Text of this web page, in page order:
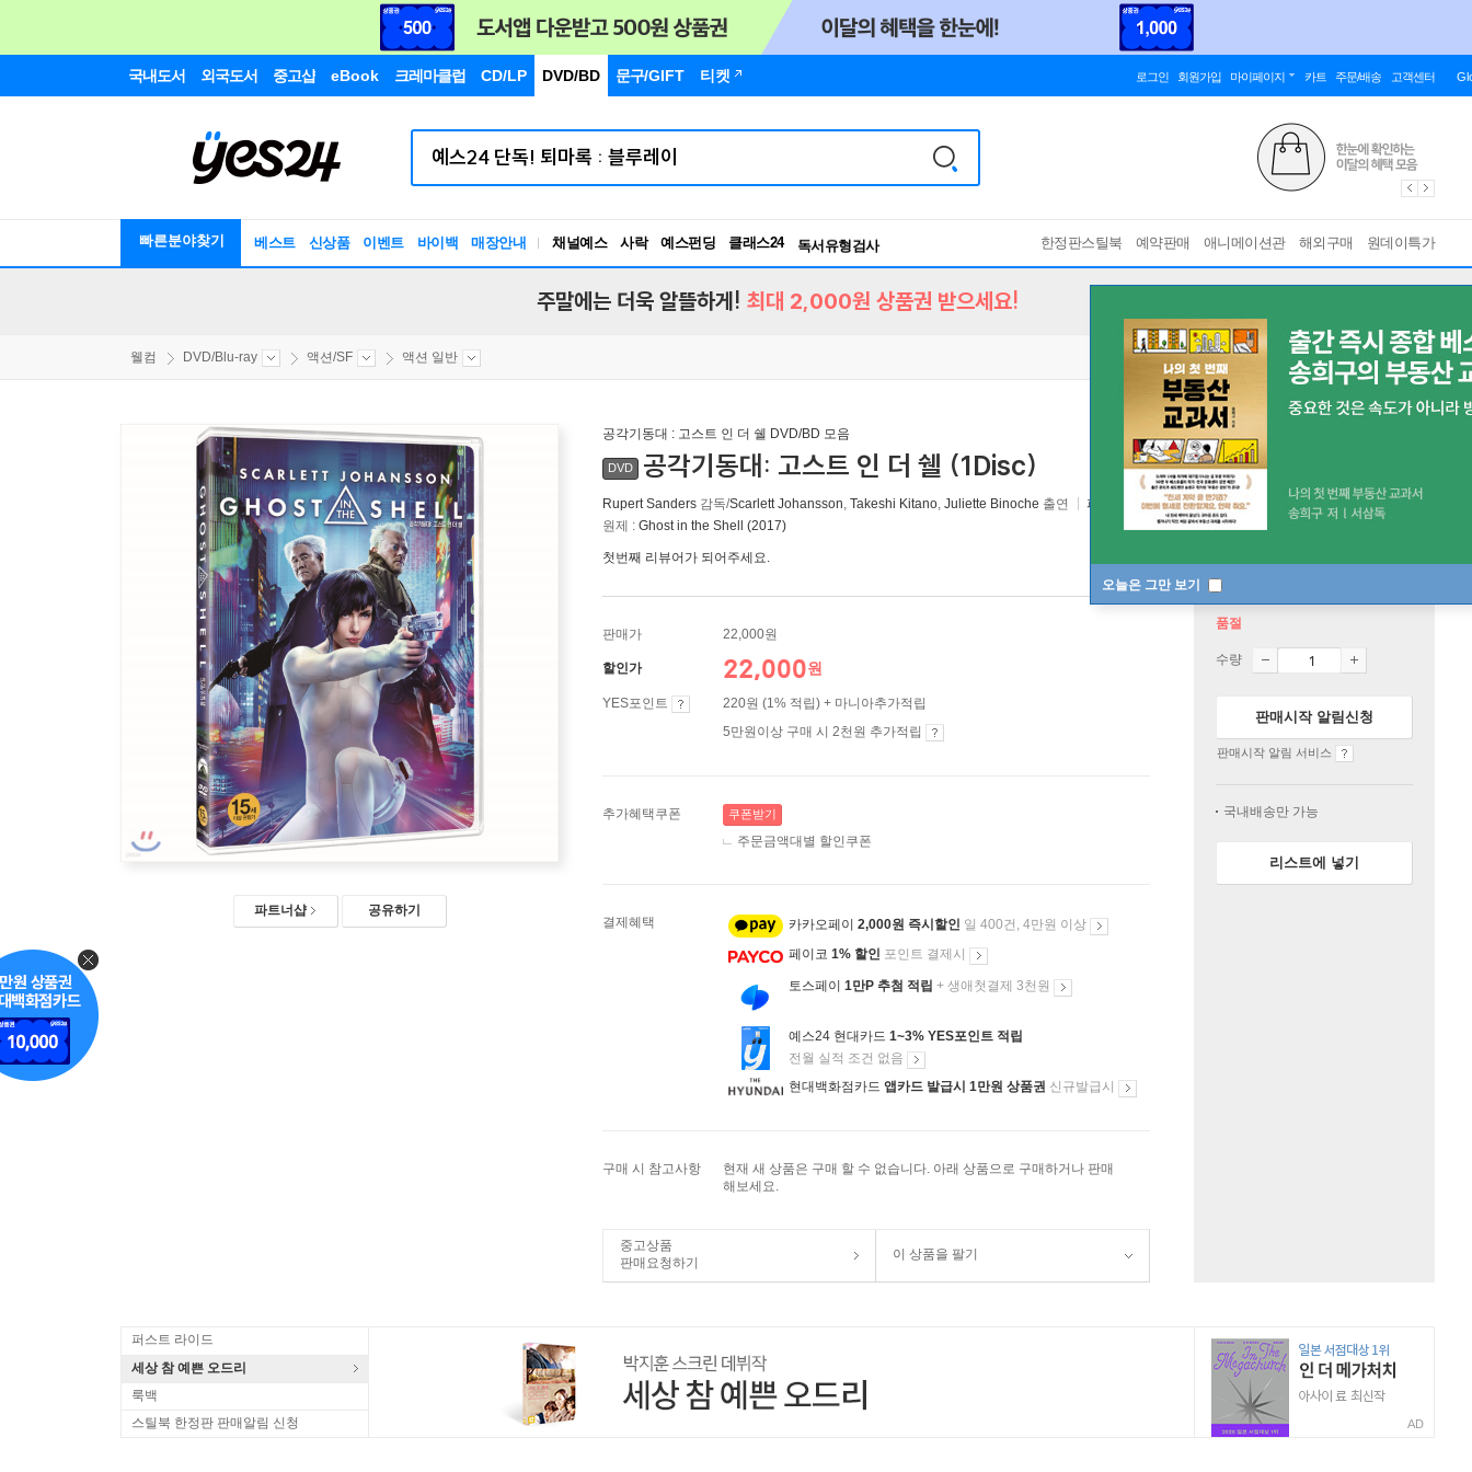
국내도서 외국도서 중고샵 eBook 크레마클럽 CD/LP DVD/BD 문구/GIFT 티켓 로그인 회원가입 마이페이지 카트 주문/배송 고객센터
빠른분야찾기 베스트 신상품 이벤트 바이백 매장안내 채널예스 사락 예스펀딩 클래스24
독서유형검사
RBTI Lab
한정판스틸북 예약판매 애니메이션관 해외구매 원데이특가
오늘은 그만 보기
주말에는 더욱 알뜰하게! 최대 2,000원 상품권 받으세요!
웰컴 DVD/Blu-ray 액션/SF 액션 일반
파트너샵 공유하기
공각기동대 : 고스트 인 더 쉘 DVD/BD 모음
DVD 공각기동대: 고스트 인 더 쉘 (1Disc)
Rupert Sanders 감독/Scarlett Johansson, Takeshi Kitano, Juliette Binoche 출연 파라마운트
2017년 08월 17일
원제 : Ghost in the Shell (2017)
첫번째 리뷰어가 되어주세요.
판매가 22,000원
할인가 22,000원
YES포인트
220원 (1% 적립) + 마니아추가적립
5만원이상 구매 시 2천원 추가적립
추가혜택쿠폰 쿠폰받기
주문금액대별 할인쿠폰
결제혜택 카카오페이 2,000원 즉시할인 일 400건, 4만원 이상
페이코 1% 할인 포인트 결제시
토스페이 1만P 추첨 적립 + 생애첫결제 3천원
예스24 현대카드 1~3% YES포인트 적립
전월 실적 조건 없음
현대백화점카드 앱카드 발급시 1만원 상품권 신규발급시
구매 시 참고사항
현재 새 상품은 구매 할 수 없습니다. 아래 상품으로 구매하거나 판매
해보세요.
중고상품
판매요청하기
이 상품을 팔기
품절
수량
판매시작 알림신청
판매시작 알림 서비스
국내배송만 가능
리스트에 넣기
퍼스트 라이드
세상 참 예쁜 오드리
룩백
스틸북 한정판 판매알림 신청
AD